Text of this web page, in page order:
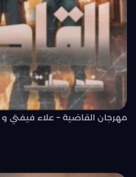
مهرجان القاضية – علاء فيفتي و